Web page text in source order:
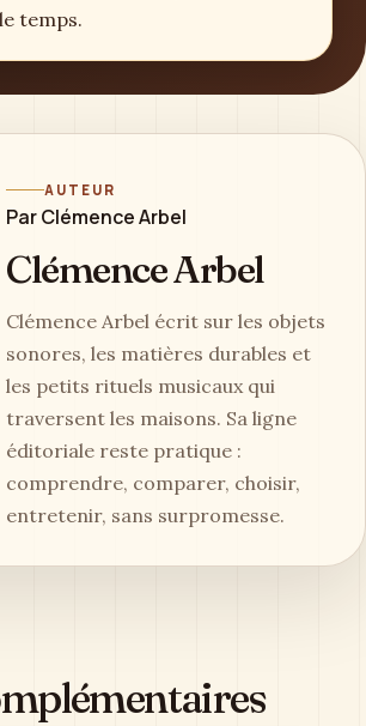
temps.
AUTEUR
Par Clémence Arbel
Clémence Arbel
Clémence Arbel écrit sur les objets
sonores, les matières durables et
les petits rituels musicaux qui
traversent les maisons. Sa ligne
éditoriale reste pratique :
comprendre, comparer, choisir,
entretenir, sans surpromesse.